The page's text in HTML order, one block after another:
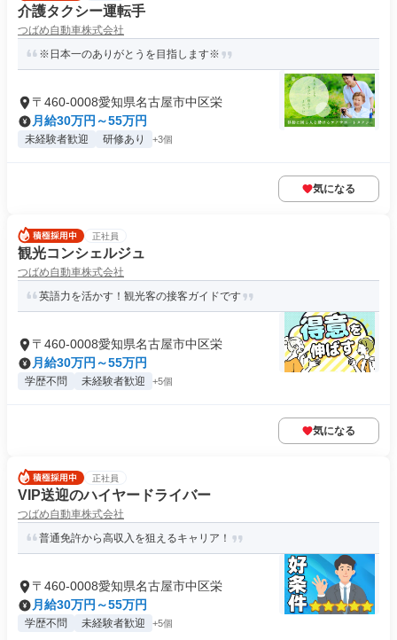
介護タクシー運転手
つばめ自動車株式会社
※日本一のありがとうを目指します※
〒460-0008愛知県名古屋市中区栄
月給30万円～55万円
未経験者歓迎 研修あり +3個
気になる
正社員
観光コンシェルジュ
つばめ自動車株式会社
英語力を活かす！観光客の接客ガイドです
〒460-0008愛知県名古屋市中区栄
月給30万円～55万円
学歴不問 未経験者歓迎 +5個
気になる
正社員
VIP送迎のハイヤードライバー
つばめ自動車株式会社
普通免許から高収入を狙えるキャリア！
〒460-0008愛知県名古屋市中区栄
月給30万円～55万円
学歴不問 未経験者歓迎 +5個